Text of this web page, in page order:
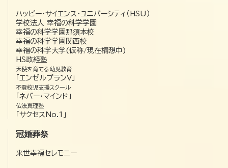
ハッピー・サイエンス・ユニバーシティ（HSU）
学校法人 幸福の科学学園
幸福の科学学園那須本校
幸福の科学学園関西校
幸福の科学大学(仮称/現在構想中)
HS政経塾
天使を育てる幼児教育
「エンゼルプランV」
不登校児支援スクール
「ネバー・マインド」
仏法真理塾
「サクセスNo.1」
冠婚葬祭
来世幸福セレモニー